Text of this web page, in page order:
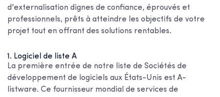
d'externalisation dignes de confiance, éprouvés et
professionnels, prêts à atteindre les objectifs de votre
projet tout en offrant des solutions rentables.
1. Logiciel de liste A
La première entrée de notre liste de Sociétés de
développement de logiciels aux États-Unis est A-
listware. Ce fournisseur mondial de services de